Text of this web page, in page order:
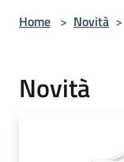
Home > Novità >
Novità